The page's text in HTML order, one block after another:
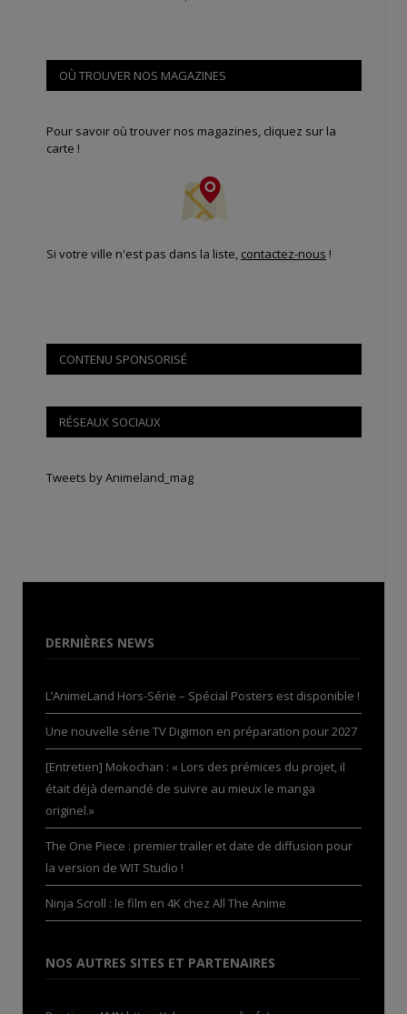
OÙ TROUVER NOS MAGAZINES
Pour savoir où trouver nos magazines, cliquez sur la
carte !
Si votre ville n'est pas dans la liste, contactez-nous !
CONTENU SPONSORISÉ
RÉSEAUX SOCIAUX
Tweets by Animeland_mag
DERNIÈRES NEWS
L’AnimeLand Hors-Série – Spécial Posters est disponible !
Une nouvelle série TV Digimon en préparation pour 2027
[Entretien] Mokochan : « Lors des prémices du projet, il
était déjà demandé de suivre au mieux le manga
originel.»
The One Piece : premier trailer et date de diffusion pour
la version de WIT Studio !
Ninja Scroll : le film en 4K chez All The Anime
NOS AUTRES SITES ET PARTENAIRES